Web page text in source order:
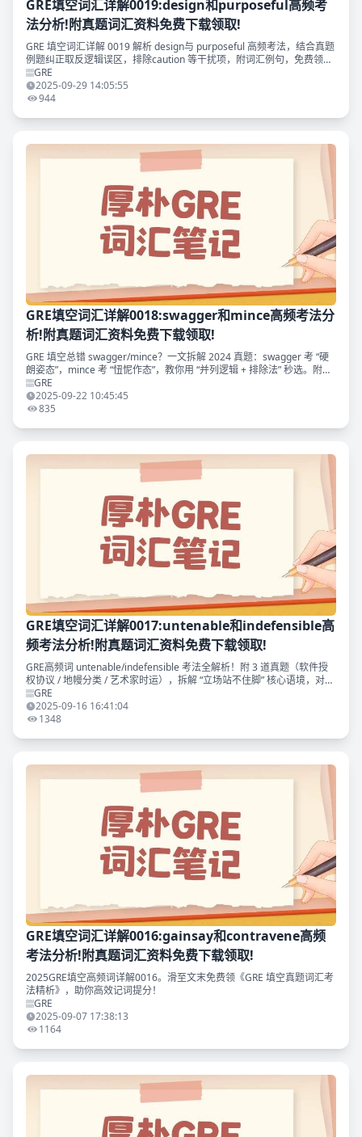
GRE填空词汇详解0019:design和purposeful高频考
法分析!附真题词汇资料免费下载领取!
GRE 填空词汇详解 0019 解析 design与 purposeful 高频考法，结合真题
例题纠正取反逻辑误区，排除caution 等干扰项，附词汇例句，免费领取
2025 GRE 填空备考适用的《GRE 填空真题词汇考法精析》，助力掌握
GRE 填空词汇考法提升正确率。
GRE
2025-09-29 14:05:55
944
GRE填空词汇详解0018:swagger和mince高频考法分
析!附真题词汇资料免费下载领取!
GRE 填空总错 swagger/mince？一文拆解 2024 真题：swagger 考 “硬
朗姿态”，mince 考 “忸怩作态”，教你用 “并列逻辑 + 排除法” 秒选。附
pugnacious 同义替换表。滑至文末附真题备考资料免费下载领取!
GRE
2025-09-22 10:45:45
835
GRE填空词汇详解0017:untenable和indefensible高
频考法分析!附真题词汇资料免费下载领取!
GRE高频词 untenable/indefensible 考法全解析！附 3 道真题（软件授
权协议 / 地幔分类 / 艺术家时运），拆解 “立场站不住脚” 核心语境，对比
近义词差异。滑至文末附真题备考资料免费下载领取~
GRE
2025-09-16 16:41:04
1348
GRE填空词汇详解0016:gainsay和contravene高频
考法分析!附真题词汇资料免费下载领取!
2025GRE填空高频词详解0016。滑至文末免费领《GRE 填空真题词汇考
法精析》，助你高效记词提分！
GRE
2025-09-07 17:38:13
1164